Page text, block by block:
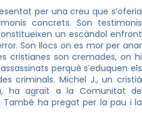
per una creu que s’oferia
concrets. Son testimonis
un escàndol enfront
Son llocs on es mor per anar
cristianes son cremades, on hi
perquè s’eduquen els
criminals. Michel J., un cristià
ha agraït a la Comunitat de
També ha pregat per la pau i la